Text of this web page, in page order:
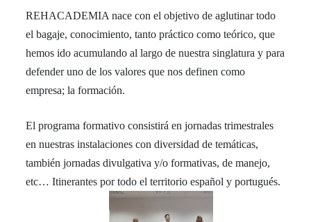
REHACADEMIA nace con el objetivo de aglutinar todo
el bagaje, conocimiento, tanto práctico como teórico, que
hemos ido acumulando al largo de nuestra singlatura y para
defender uno de los valores que nos definen como
empresa; la formación.
El programa formativo consistirá en jornadas trimestrales
en nuestras instalaciones con diversidad de temáticas,
también jornadas divulgativa y/o formativas, de manejo,
etc… Itinerantes por todo el territorio español y portugués.